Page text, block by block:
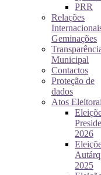
PRR
Relações
Geminações
Municipal
Contactos
Proteção de
dados
Atos
2026
2025